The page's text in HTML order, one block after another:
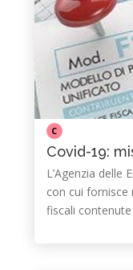
C
Covid-19:
L’Agenzia delle
con cui fornisce
fiscali contenute